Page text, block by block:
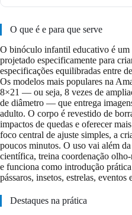
O que é e para que serve
O binóculo infantil educativo é
projetado especificamente para
especificações equilibradas entre
Os modelos mais populares na
8×21 — ou seja, 8 vezes de
de diâmetro — que entrega
adulto. O corpo é revestido de
impactos de quedas e oferecer
foco central de ajuste simples, a
poucos minutos. O uso vai além
científica, treina coordenação
e funciona como introdução
pássaros, insetos, estrelas,
Destaques na prática